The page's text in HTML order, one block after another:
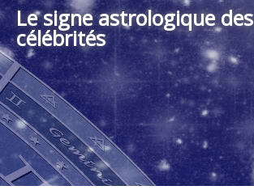
Le signe astrologique des
célébrités